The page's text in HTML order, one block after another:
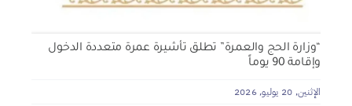
“وزارة الحج والعمرة” تطلق تأشيرة عمرة متعددة الدخول
وإقامة 90 يوماً
الإثنين, 20 يوليو, 2026